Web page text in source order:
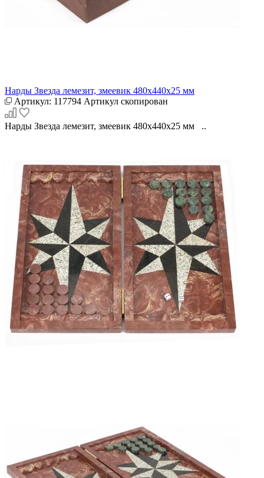
Нарды Звезда лемезит, змеевик 480х440х25 мм
Артикул: 117794 Артикул скопирован
Нарды Звезда лемезит, змеевик 480х440х25 мм ..